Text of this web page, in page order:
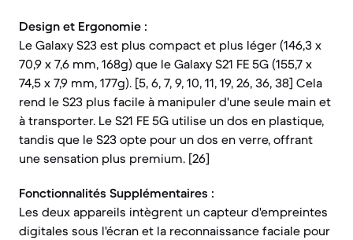
Design et Ergonomie :
Le Galaxy S23 est plus compact et plus léger (146,3 x
70,9 x 7,6 mm, 168g) que le Galaxy S21 FE 5G (155,7 x
74,5 x 7,9 mm, 177g). [5, 6, 7, 9, 10, 11, 19, 26, 36, 38] Cela
rend le S23 plus facile à manipuler d'une seule main et
à transporter. Le S21 FE 5G utilise un dos en plastique,
tandis que le S23 opte pour un dos en verre, offrant
une sensation plus premium. [26]
Fonctionnalités Supplémentaires :
Les deux appareils intègrent un capteur d'empreintes
digitales sous l'écran et la reconnaissance faciale pour